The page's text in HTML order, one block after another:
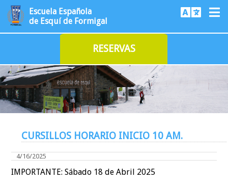
Escuela Española
de Esquí de Formigal
RESERVAS
CURSILLOS HORARIO INICIO 10 AM.
4/16/2025
IMPORTANTE: Sábado 18 de Abril 2025